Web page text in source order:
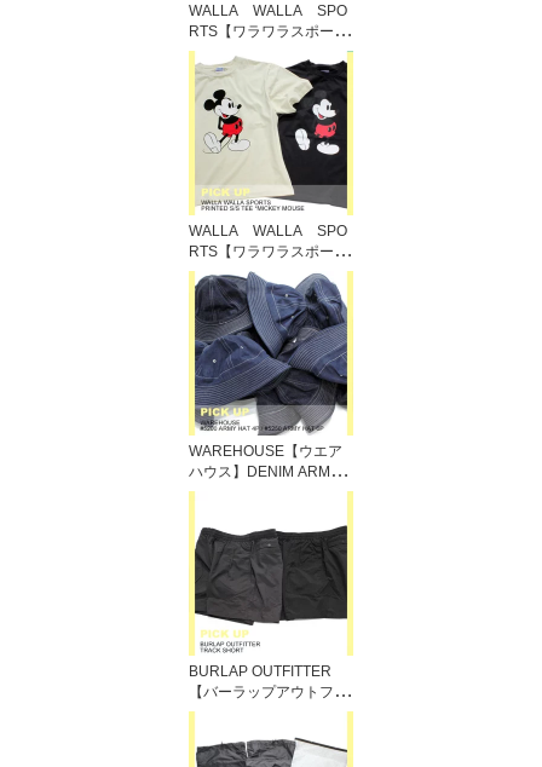
WALLA WALLA SPO
RTS【ワラワラスポー
ツ】CHARLES PETERS
ON TEE
WALLA WALLA SPO
RTS【ワラワラスポー
ツ】MICKEY TEE
WAREHOUSE【ウエア
ハウス】DENIM ARMY
HAT/デニムアーミーハッ
BURLAP OUTFITTER
【バーラップアウトフィ
ッター】TRACK SHORT